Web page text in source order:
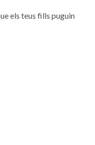
els teus fills puguin